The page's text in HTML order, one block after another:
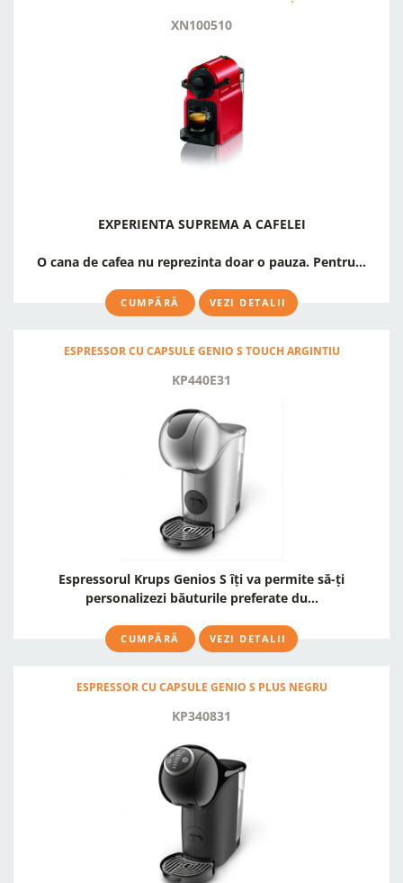
XN100510
EXPERIENTA SUPREMA A CAFELEI
O cana de cafea nu reprezinta doar o pauza. Pentru...
CUMPĂRĂ VEZI DETALII
ESPRESSOR CU CAPSULE GENIO S TOUCH ARGINTIU
KP440E31
Espressorul Krups Genios S îți va permite să-ți
personalizezi băuturile preferate du...
CUMPĂRĂ VEZI DETALII
ESPRESSOR CU CAPSULE GENIO S PLUS NEGRU
KP340831